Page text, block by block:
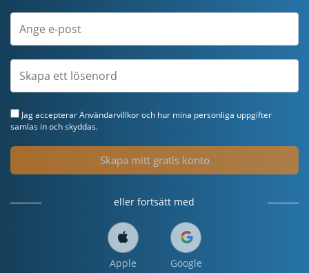
Jag accepterarAnvändarvillkoroch hur mina personliga uppgifter
samlas in och skyddas.
Skapa mitt gratis konto
eller fortsätt med
Apple Google